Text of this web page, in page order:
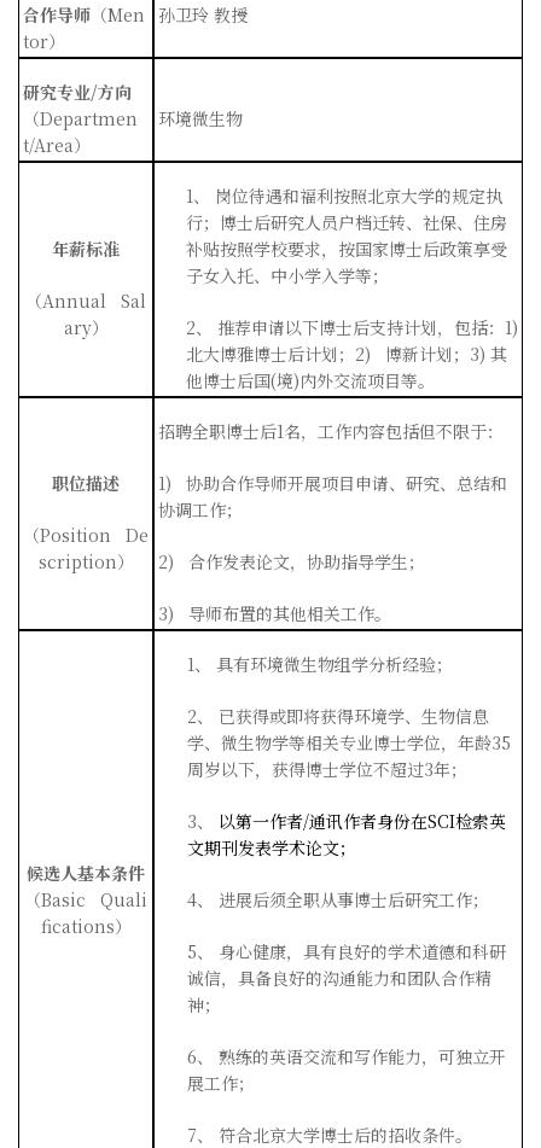
合作导师 （Men
tor）
孙卫玲 教授
研究专业/方向
（Departmen
t/Area）
环境微生物
年薪标准
（Annual Sal
ary）
1、 岗位待遇和福利按照北京大学的规定执
行；博士后研究人员户档迁转、社保、住房
补贴按照学校要求，按国家博士后政策享受
子女入托、中小学入学等；
2、 推荐申请以下博士后支持计划，包括： 1)
北大博雅博士后计划； 2) 博新计划； 3) 其
他博士后国(境)内外交流项目等。
职位描述
（Position De
scription）
招聘全职博士后1名，工作内容包括但不限于：
1) 协助合作导师开展项目申请、研究、总结和
协调工作；
2) 合作发表论文，协助指导学生；
3) 导师布置的其他相关工作。
候选人基本条件
（Basic Quali
fications）
1、 具有环境微生物组学分析经验；
2、 已获得或即将获得环境学、生物信息
学、微生物学等相关专业博士学位，年龄35
周岁以下，获得博士学位不超过3年；
3、 以第一作者/通讯作者身份在SCI检索英
文期刊发表学术论文；
4、 进展后须全职从事博士后研究工作；
5、 身心健康，具有良好的学术道德和科研
诚信，具备良好的沟通能力和团队合作精
神；
6、 熟练的英语交流和写作能力，可独立开
展工作；
7、 符合北京大学博士后的招收条件。